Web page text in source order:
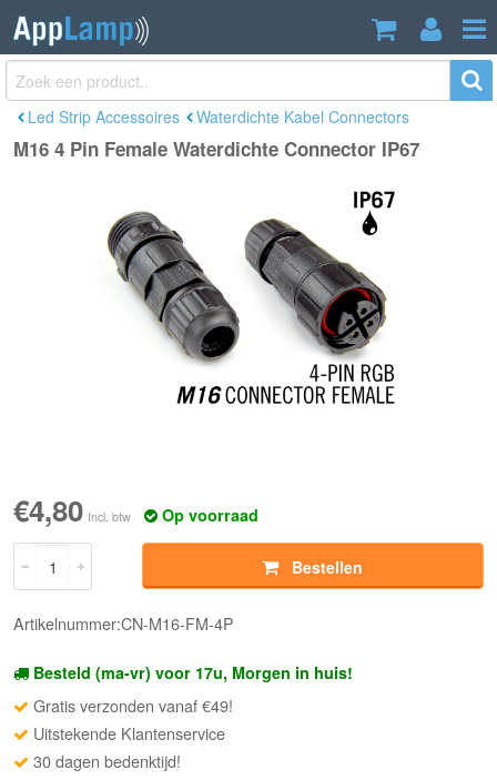
M16 4 Pin Female Waterdichte
Connector IP67
€4,80
Led Strip Accessoires Waterdichte Kabel Connectors
M16 4 Pin Female Waterdichte Connector IP67
€4,80 Incl. btw Op voorraad
Bestellen
Artikelnummer:CN-M16-FM-4P
Besteld (ma-vr) voor 17u, Morgen in huis!
Gratis verzonden vanaf €49!
Uitstekende Klantenservice
30 dagen bedenktijd!